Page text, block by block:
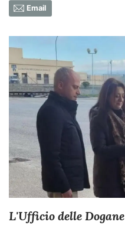
Email
L'Ufficio delle Dogane